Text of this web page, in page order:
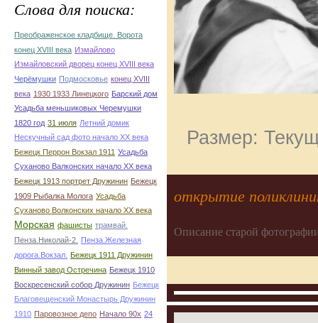
Слова для поиска:
Преображенское кладбище. Ворота
конец ХVIII века Измайлово
Измайловский дворец конец ХVIII века
Черёмушки Подмосковье конец ХVIII
века 1930 1933 Линецкого Барский дом
Усадьба меньшиковых Черемушки
1820 год 31 июля Летний домик
Нескучный сад фото начало ХХ века
Бежецк Перрон Вокзал 1911 Усадьба
Суханово Валконских начало ХХ века
Бежецк 1913 портрет Дружинин Бежецк
1909 Рыбалка Молога Усадьба
Суханово Волконских начало ХХ века
Морская фашисты трамвай.
Пенза.Николай-2.
Пенза.Железная
дорога.Вокзал. Бежецк 1911 Дружинин
Винный завод Остречина Бежецк 1910
Воскресенский собор Дружинин Бежецк
Благовещенский Монастырь Дружинин
1910 Паровозное депо Начало 90х 24
Размер:
открытие
Описание старой